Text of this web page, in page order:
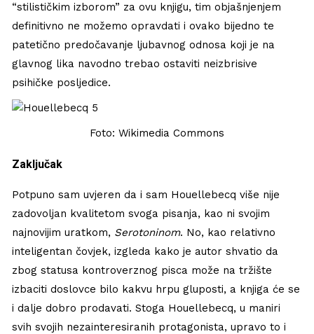
“stilističkim izborom” za ovu knjigu, tim objašnjenjem
definitivno ne možemo opravdati i ovako bijedno te
patetično predočavanje ljubavnog odnosa koji je na
glavnog lika navodno trebao ostaviti neizbrisive
psihičke posljedice.
Foto: Wikimedia Commons
Zaključak
Potpuno sam uvjeren da i sam Houellebecq više nije
zadovoljan kvalitetom svoga pisanja, kao ni svojim
najnovijim uratkom, Serotoninom. No, kao relativno
inteligentan čovjek, izgleda kako je autor shvatio da
zbog statusa kontroverznog pisca može na tržište
izbaciti doslovce bilo kakvu hrpu gluposti, a knjiga će se
i dalje dobro prodavati. Stoga Houellebecq, u maniri
svih svojih nezainteresiranih protagonista, upravo to i